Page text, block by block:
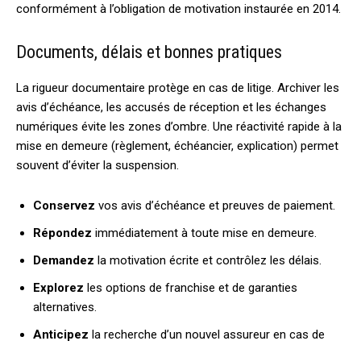
conformément à l’obligation de motivation instaurée en 2014.
Documents, délais et bonnes pratiques
La rigueur documentaire protège en cas de litige. Archiver les
avis d’échéance, les accusés de réception et les échanges
numériques évite les zones d’ombre. Une réactivité rapide à la
mise en demeure (règlement, échéancier, explication) permet
souvent d’éviter la suspension.
Conservez vos avis d’échéance et preuves de paiement.
Répondez immédiatement à toute mise en demeure.
Demandez la motivation écrite et contrôlez les délais.
Explorez les options de franchise et de garanties
alternatives.
Anticipez la recherche d’un nouvel assureur en cas de